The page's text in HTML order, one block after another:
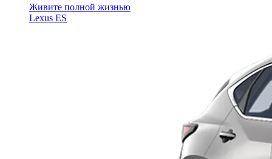
Живите полной жизнью
Lexus ES